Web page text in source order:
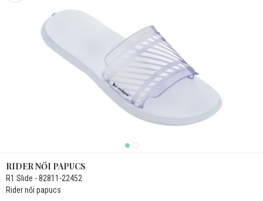
RIDER NŐI PAPUCS
R1 Slide - 82811-22452
Rider női papucs